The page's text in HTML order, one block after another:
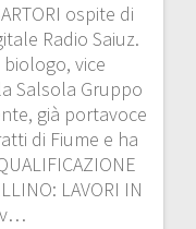
ospite di
Radio Saiuz.
vice
Salsola Gruppo
già portavoce
di Fiume e ha
LAVORI IN